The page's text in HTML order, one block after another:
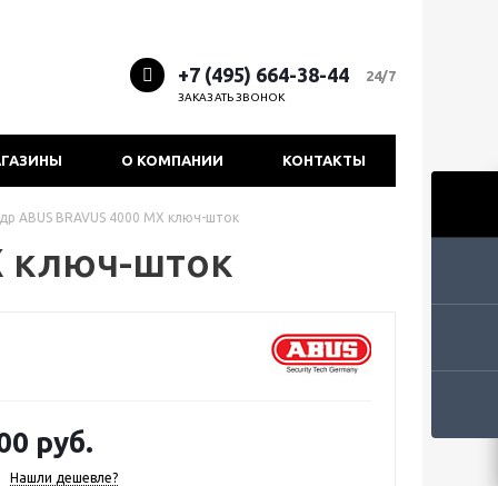
+7 (495) 664-38-44 24/7
ЗАКАЗАТЬ ЗВОНОК
О КОМПАНИИ КОНТАКТЫ
ABUS BRAVUS 4000 MX ключ-шток
ключ-шток
руб.
Нашли дешевле?